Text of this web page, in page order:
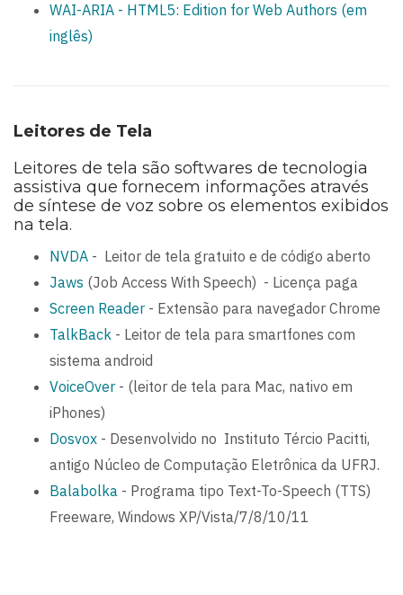
WAI-ARIA - HTML5: Edition for Web Authors (em
inglês)
Leitores de Tela
Leitores de tela são softwares de tecnologia
assistiva que fornecem informações através
de síntese de voz sobre os elementos exibidos
na tela.
NVDA - Leitor de tela gratuito e de código aberto
Jaws (Job Access With Speech) - Licença paga
Screen Reader - Extensão para navegador Chrome
TalkBack - Leitor de tela para smartfones com
sistema android
VoiceOver - (leitor de tela para Mac, nativo em
iPhones)
Dosvox - Desenvolvido no Instituto Tércio Pacitti,
antigo Núcleo de Computação Eletrônica da UFRJ.
Balabolka - Programa tipo Text-To-Speech (TTS)
Freeware, Windows XP/Vista/7/8/10/11